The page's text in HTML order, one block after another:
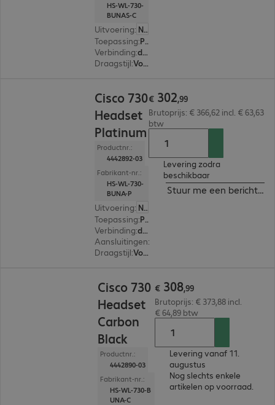
HS-WL-730-
BUNAS-C
Uitvoering:
Nederland
Toepassing: PC, Bureautelefoon, Notebook
Verbinding: draadloos
Draagstijl: Voor beide oren
Cisco 730
Headset
Platinum
Productnr.:
4442892-03
Fabrikant-nr.:
HS-WL-730-
BUNA-P
Uitvoering:
Nederland
Toepassing: PC, Bureautelefoon, Notebook
Verbinding: draadloos
Aansluitingen:
Draagstijl: Voor beide oren
€ 302,99
Brutoprijs: € 366,62 incl. € 63,63
btw
Levering zodra
beschikbaar
Stuur me een bericht
Cisco 730
Headset
Carbon
Black
Productnr.:
4442890-03
Fabrikant-nr.:
HS-WL-730-B
UNA-C
€ 308,99
Brutoprijs: € 373,88 incl.
€ 64,89 btw
Levering vanaf 11.
augustus
Nog slechts enkele
artikelen op voorraad.